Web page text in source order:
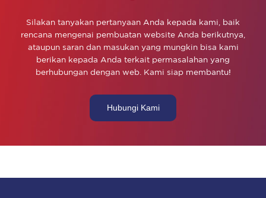
Silakan tanyakan pertanyaan Anda kepada kami, baik
rencana mengenai pembuatan website Anda berikutnya,
ataupun saran dan masukan yang mungkin bisa kami
berikan kepada Anda terkait permasalahan yang
berhubungan dengan web. Kami siap membantu!
Hubungi Kami